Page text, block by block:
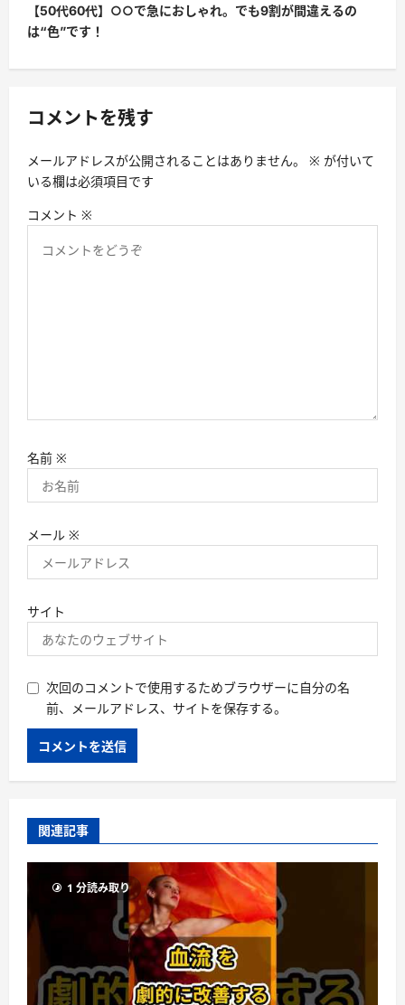
ゲ
ー
シ
ン
【50代60代】○○で急におしゃれ。でも9割が間違えるの
は“色”です！
コメントを残す
メールアドレスが公開されることはありません。 ※ が付いて
いる欄は必須項目です
コメント ※
名前 ※
メール ※
サイト
次回のコメントで使用するためブラウザーに自分の名
前、メールアドレス、サイトを保存する。
関連記事
1 分読み取り